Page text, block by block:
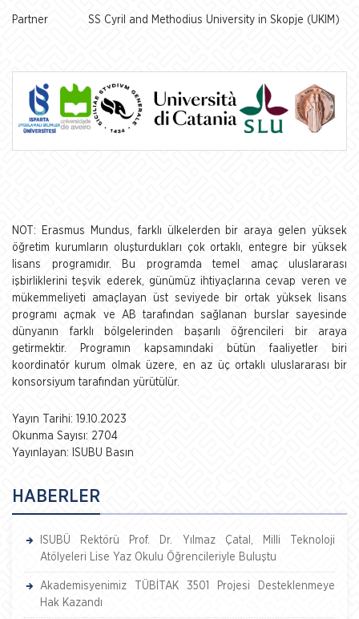
Partner SS Cyril and Methodius University in Skopje (UKIM)
NOT: Erasmus Mundus, farklı ülkelerden bir araya gelen yüksek
öğretim kurumların oluşturdukları çok ortaklı, entegre bir yüksek
lisans programıdır. Bu programda temel amaç uluslararası
işbirliklerini teşvik ederek, günümüz ihtiyaçlarına cevap veren ve
mükemmeliyeti amaçlayan üst seviyede bir ortak yüksek lisans
programı açmak ve AB tarafından sağlanan burslar sayesinde
dünyanın farklı bölgelerinden başarılı öğrencileri bir araya
getirmektir. Programın kapsamındaki bütün faaliyetler biri
koordinatör kurum olmak üzere, en az üç ortaklı uluslararası bir
konsorsiyum tarafından yürütülür.
Yayın Tarihi: 19.10.2023
Okunma Sayısı: 2704
Yayınlayan: ISUBU Basın
HABERLER
ISUBÜ Rektörü Prof. Dr. Yılmaz Çatal, Milli Teknoloji
Atölyeleri Lise Yaz Okulu Öğrencileriyle Buluştu
Akademisyenimiz TÜBİTAK 3501 Projesi Desteklenmeye
Hak Kazandı